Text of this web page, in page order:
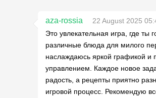
aza-rossia
22 August 2025
Это увлекательная игра, где ты
различные блюда для милого
наслаждаюсь яркой графикой и
управлением. Каждое новое
радость, а рецепты приятно
игровой процесс. Рекомендую